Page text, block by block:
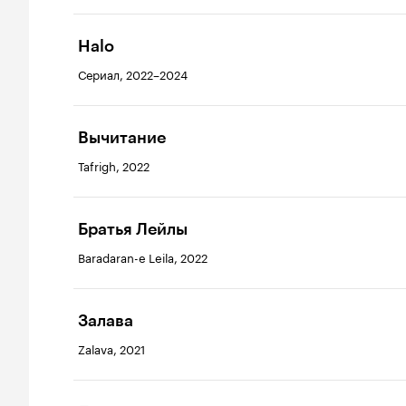
Halo
Сериал, 2022–2024
Вычитание
Tafrigh, 2022
Братья Лейлы
Baradaran-e Leila, 2022
Залава
Zalava, 2021